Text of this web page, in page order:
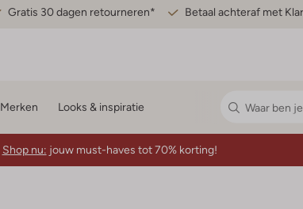
Gratis 30 dagen retourneren* Betaal achteraf met
Merken Looks & inspiratie
Shop nu: jouw must-haves tot 70% korting!